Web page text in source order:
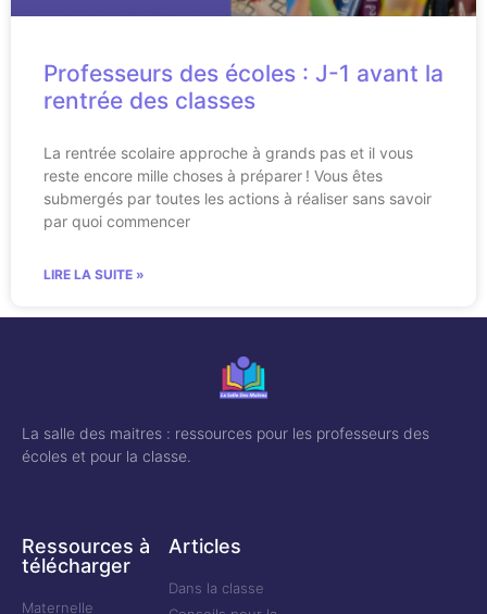
Professeurs des écoles : J-1 avant la
rentrée des classes
La rentrée scolaire approche à grands pas et il vous
reste encore mille choses à préparer ! Vous êtes
submergés par toutes les actions à réaliser sans savoir
par quoi commencer
LIRE LA SUITE »
La salle des maitres : ressources pour les professeurs des
écoles et pour la classe.
Ressources à
télécharger
Maternelle
Articles
Dans la classe